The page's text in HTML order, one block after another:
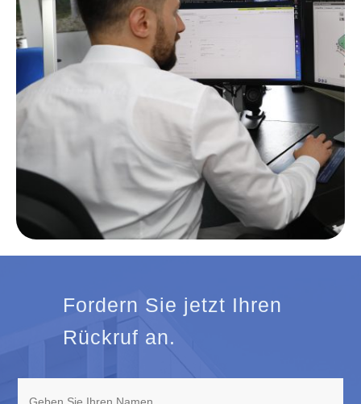
Fordern Sie jetzt Ihren
Rückruf an.